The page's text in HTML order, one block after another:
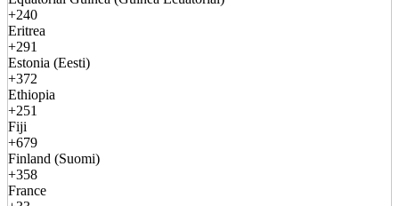
+240
Eritrea
+291
Estonia (Eesti)
+372
Ethiopia
+251
Fiji
+679
Finland (Suomi)
+358
France